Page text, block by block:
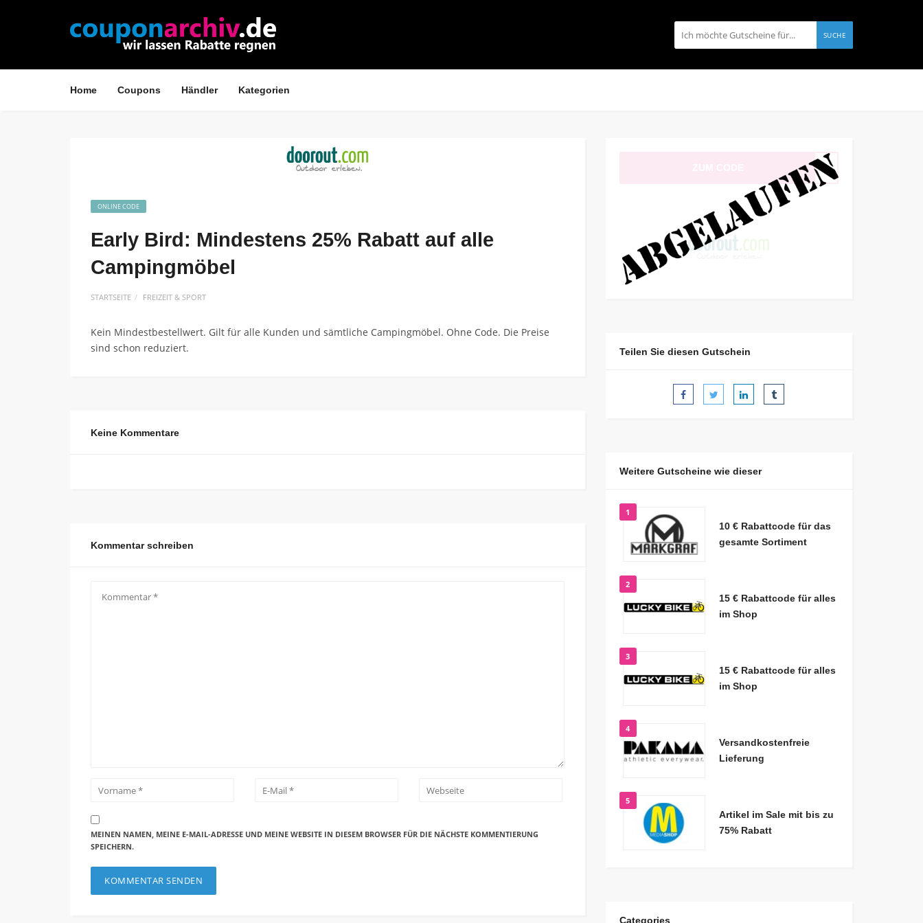
SUCHE
Home Coupons Händler Kategorien
ONLINE CODE
Early Bird: Mindestens 25% Rabatt auf alle
Campingmöbel
STARTSEITE FREIZEIT & SPORT
Kein Mindestbestellwert. Gilt für alle Kunden und sämtliche Campingmöbel. Ohne Code. Die Preise
sind schon reduziert.
Keine Kommentare
Kommentar schreiben
MEINEN NAMEN, MEINE E-MAIL-ADRESSE UND MEINE WEBSITE IN DIESEM BROWSER FÜR DIE NÄCHSTE KOMMENTIERUNG
SPEICHERN.
Teilen Sie diesen Gutschein
Weitere Gutscheine wie dieser
1
10 € Rabattcode für das
gesamte Sortiment
2
15 € Rabattcode für alles
im Shop
3
15 € Rabattcode für alles
im Shop
4
Versandkostenfreie
Lieferung
5
Artikel im Sale mit bis zu
75% Rabatt
Categories